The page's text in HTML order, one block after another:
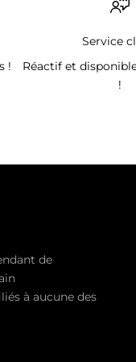
!
Service
Réactif et
!
de
à aucune des